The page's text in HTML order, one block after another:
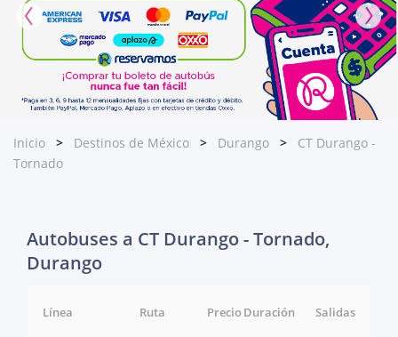
Inicio Destinos de México Durango
CT Durango -
Tornado
Autobuses a CT Durango - Tornado,
Durango
Línea Ruta Salidas
Duración
Precio